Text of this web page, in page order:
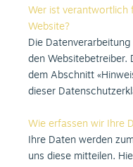
Wer ist verantwortlich
Website?
Die
den Websitebetreiber.
dem Abschnitt
dieser
Wie erfassen wir Ihre
Ihre Daten werden
uns diese mitteilen.